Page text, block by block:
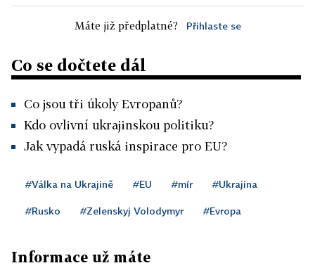
Máte již předplatné? Přihlaste se
Co se dočtete dál
Co jsou tři úkoly Evropanů?
Kdo ovlivní ukrajinskou politiku?
Jak vypadá ruská inspirace pro EU?
#Válka na Ukrajině #EU #mír #Ukrajina
#Rusko #Zelenskyj Volodymyr #Evropa
Informace už máte